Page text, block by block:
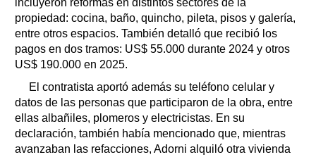
propiedad: cocina, baño, quincho, pileta, pisos y galería,
entre otros espacios. También detalló que recibió los
pagos en dos tramos: US$ 55.000 durante 2024 y otros
US$ 190.000 en 2025.
El contratista aportó además su teléfono celular y
datos de las personas que participaron de la obra, entre
ellas albañiles, plomeros y electricistas. En su
declaración, también había mencionado que, mientras
avanzaban las refacciones, Adorni alquiló otra vivienda